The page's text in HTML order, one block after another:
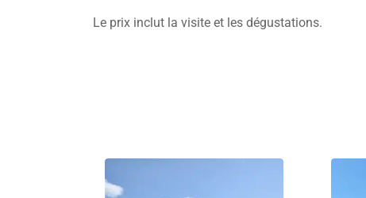
Le prix inclut la visite et les dégustations.